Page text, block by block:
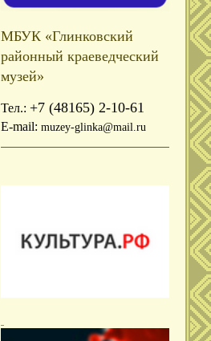
МБУК «Глинковский
районный краеведческий
музей»
Тел.: +7 (48165) 2-10-61
E-mail: muzey-glinka@mail.ru